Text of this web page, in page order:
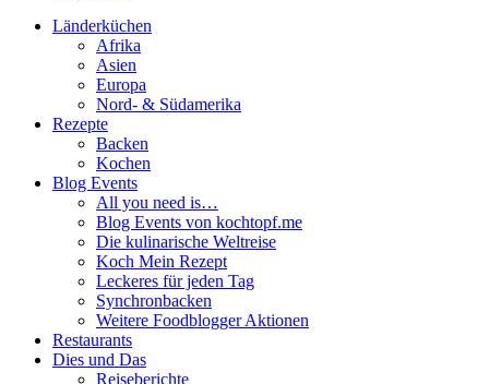
Länderküchen
Afrika
Asien
Europa
Nord- & Südamerika
Rezepte
Backen
Kochen
Blog Events
All you need is…
Blog Events von kochtopf.me
Die kulinarische Weltreise
Koch Mein Rezept
Leckeres für jeden Tag
Synchronbacken
Weitere Foodblogger Aktionen
Restaurants
Dies und Das
Reiseberichte